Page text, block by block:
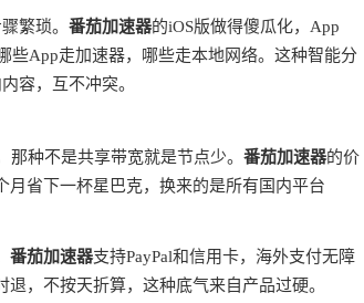
繁琐。 番茄加速器的iOS版做得傻瓜化，App
些App走加速器，哪些走本地网络。这种智能分
容，互不冲突。
种不是共享带宽就是节点少。 番茄加速器的价
省下一杯星巴克，换来的是所有国内平台
番茄加速器支持PayPal和信用卡，海外支付无障
退，不按天折算，这种底气来自产品过硬。